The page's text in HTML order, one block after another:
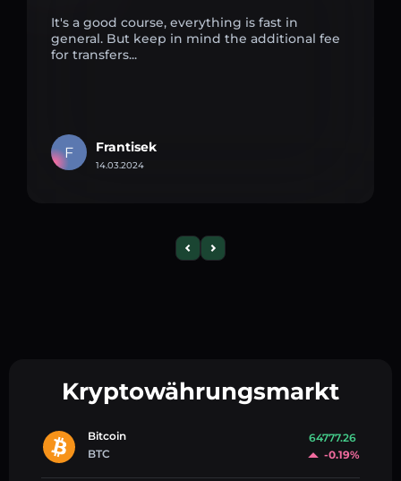
It's a good course, everything is fast in
general. But keep in mind the additional fee
for transfers...
F Frantisek
14.03.2024
Kryptowährungsmarkt
Bitcoin
BTC
64777.26
-0.19%